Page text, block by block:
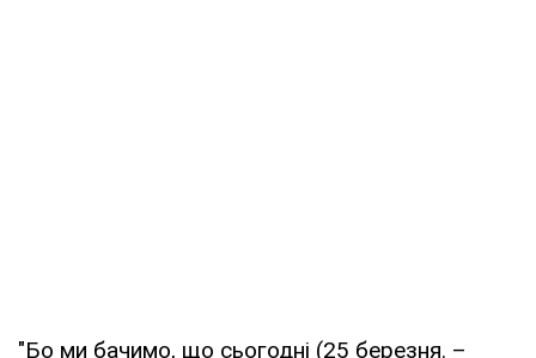
"Бо ми бачимо, що сьогодні (25 березня. –